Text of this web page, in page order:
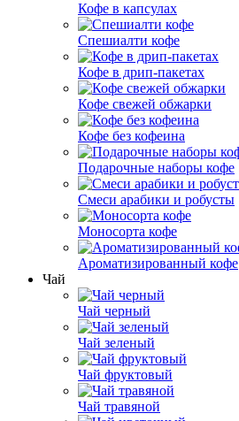
Кофе в капсулах
Спешиалти кофе
Кофе в дрип-пакетах
Кофе свежей обжарки
Кофе без кофеина
Подарочные наборы кофе
Смеси арабики и робусты
Моносорта кофе
Ароматизированный кофе
Чай
Чай черный
Чай зеленый
Чай фруктовый
Чай травяной